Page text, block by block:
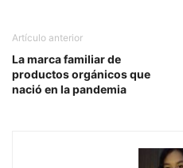
Artículo anterior
La marca familiar de
productos orgánicos que
nació en la pandemia